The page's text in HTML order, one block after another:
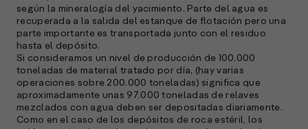
según la mineralogía del yacimiento. Parte del agua es
recuperada a la salida del estanque de flotación pero una
parte importante es transportada junto con el residuo
hasta el depósito.
Si consideramos un nivel de producción de 100.000
toneladas de material tratado por día, (hay varias
operaciones sobre 200.000 toneladas) significa que
aproximadamente unas 97.000 toneladas de relaves
mezclados con agua deben ser depositadas diariamente.
Como en el caso de los depósitos de roca estéril, los